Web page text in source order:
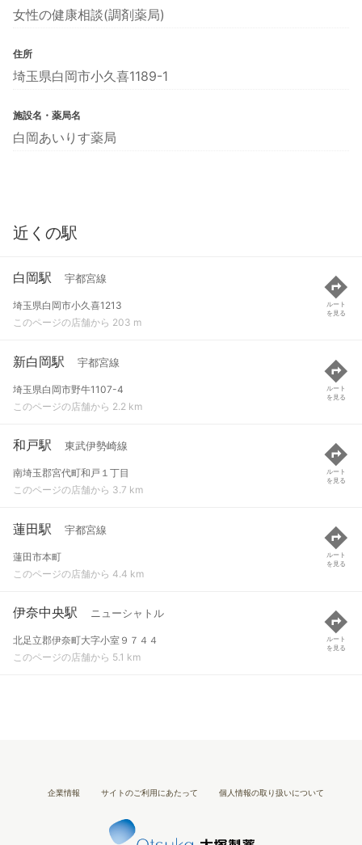
女性の健康相談(調剤薬局)
住所
埼玉県白岡市小久喜1189-1
施設名・薬局名
白岡あいりす薬局
近くの駅
白岡駅 宇都宮線
埼玉県白岡市小久喜1213
このページの店舗から 203 m
ルート
を見る
新白岡駅 宇都宮線
埼玉県白岡市野牛1107-4
このページの店舗から 2.2 km
ルート
を見る
和戸駅 東武伊勢崎線
南埼玉郡宮代町和戸１丁目
このページの店舗から 3.7 km
ルート
を見る
蓮田駅 宇都宮線
蓮田市本町
このページの店舗から 4.4 km
ルート
を見る
伊奈中央駅 ニューシャトル
北足立郡伊奈町大字小室９７４４
このページの店舗から 5.1 km
ルート
を見る
企業情報 サイトのご利用にあたって 個人情報の取り扱いについて